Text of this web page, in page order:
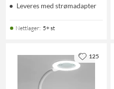
Leveres med strømadapter
Nettlager: 5+ st
125